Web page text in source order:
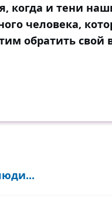
когда и тени
человека,
обратить свой